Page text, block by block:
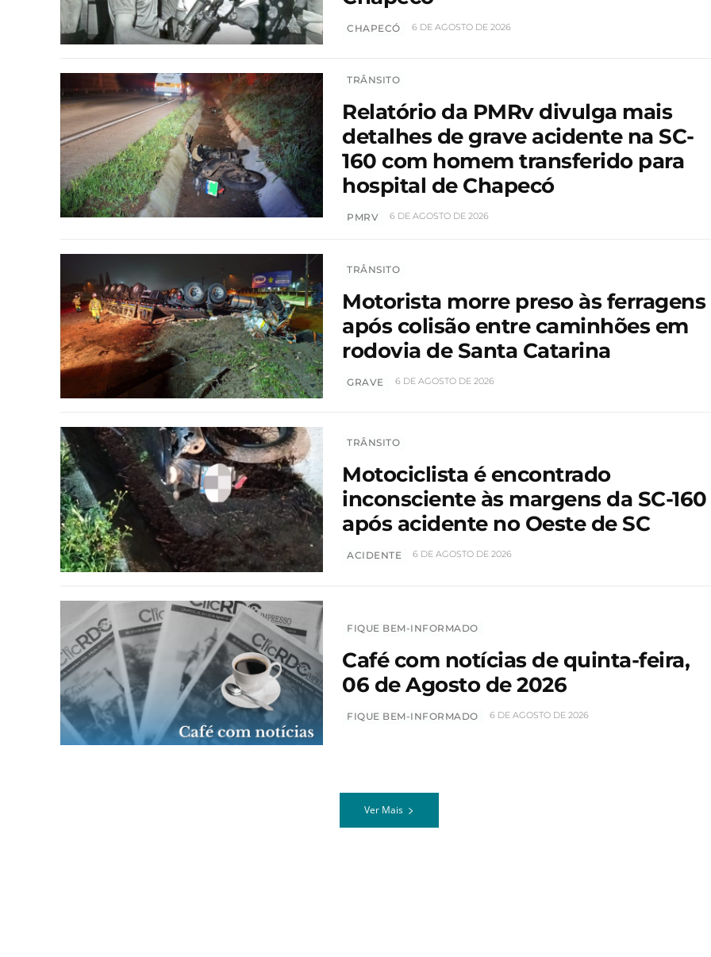
CHAPECÓ 6 DE AGOSTO DE 2026
TRÂNSITO
Relatório da PMRv divulga mais
detalhes de grave acidente na SC-
160 com homem transferido para
hospital de Chapecó
PMRV 6 DE AGOSTO DE 2026
TRÂNSITO
Motorista morre preso às ferragens
após colisão entre caminhões em
rodovia de Santa Catarina
GRAVE 6 DE AGOSTO DE 2026
TRÂNSITO
Motociclista é encontrado
inconsciente às margens da SC-160
após acidente no Oeste de SC
ACIDENTE 6 DE AGOSTO DE 2026
FIQUE BEM-INFORMADO
Café com notícias de quinta-feira,
06 de Agosto de 2026
FIQUE BEM-INFORMADO 6 DE AGOSTO DE 2026
Ver Mais